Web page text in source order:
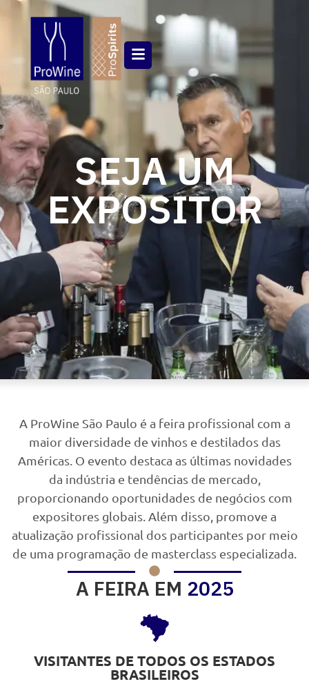
SEJA UM
EXPOSITOR
A ProWine São Paulo é a feira profissional com a
maior diversidade de vinhos e destilados das
Américas. O evento destaca as últimas novidades
da indústria e tendências de mercado,
proporcionando oportunidades de negócios com
expositores globais. Além disso, promove a
atualização profissional dos participantes por meio
de uma programação de masterclass especializada.
A FEIRA EM 2025
VISITANTES DE TODOS OS ESTADOS
BRASILEIROS